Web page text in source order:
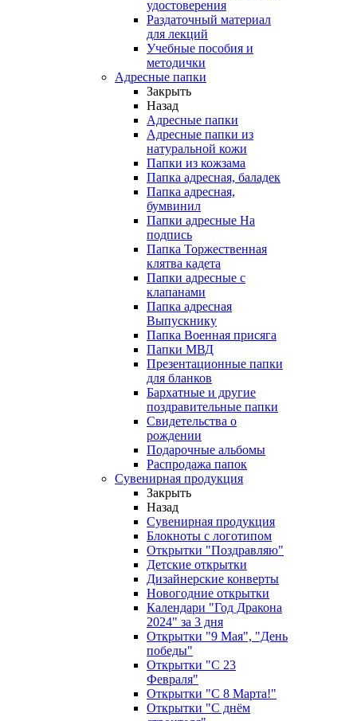
удостоверения
Раздаточный материал
для лекций
Учебные пособия и
методички
Адресные папки
Закрыть
Назад
Адресные папки
Адресные папки из
натуральной кожи
Папки из кожзама
Папка адресная, баладек
Папка адресная,
бумвинил
Папки адресные На
подпись
Папка Торжественная
клятва кадета
Папки адресные с
клапанами
Папка адресная
Выпускнику
Папка Военная присяга
Папки МВД
Презентационные папки
для бланков
Бархатные и другие
поздравительные папки
Свидетельства о
рождении
Подарочные альбомы
Распродажа папок
Сувенирная продукция
Закрыть
Назад
Сувенирная продукция
Блокноты с логотипом
Открытки "Поздравляю"
Детские открытки
Дизайнерские конверты
Новогодние открытки
Календари "Год Дракона
2024" за 3 дня
Открытки "9 Мая", "День
победы"
Открытки "С 23
Февраля"
Открытки "С 8 Марта!"
Открытки "С днём